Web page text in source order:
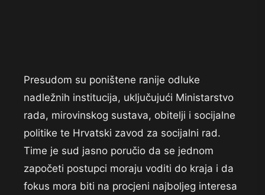
Presudom su poništene ranije odluke
nadležnih institucija, uključujući Ministarstvo
rada, mirovinskog sustava, obitelji i socijalne
politike te Hrvatski zavod za socijalni rad.
Time je sud jasno poručio da se jednom
započeti postupci moraju voditi do kraja i da
fokus mora biti na procjeni najboljeg interesa